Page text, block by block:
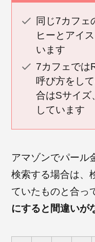
同じ7カフェ
ヒーとアイ
います
7カフェでは
呼び方をし
合はSサイズ
しています
アマゾンでパール
検索する場合は、
ていたものと合っ
にすると間違いが